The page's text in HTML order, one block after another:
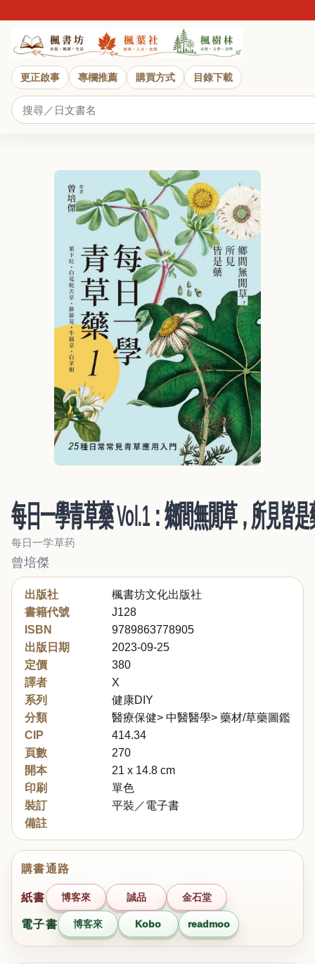
更正啟事 專欄推薦 購買方式 目錄下載
每日一學青草藥 Vol.1：鄉間無閒草，所見皆
每日一学草药
曾培傑
出版社
楓書坊文化出版社
書籍代號
J128
ISBN
9789863778905
出版日期
2023-09-25
定價
380
譯者
X
系列
健康DIY
分類
醫療保健> 中醫醫學> 藥材/草藥圖鑑
CIP
414.34
頁數
270
開本
21 x 14.8 cm
印刷
單色
裝訂
平裝／電子書
備註
購書通路
紙書 博客來 誠品 金石堂
電子書 博客來 Kobo readmoo